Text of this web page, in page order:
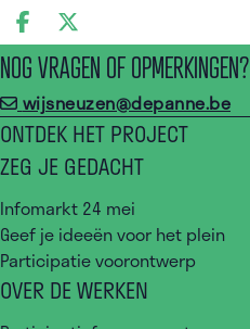
DEEL OP FACEBOOK
DEEL OP X
NOG VRAGEN OF OPMERKINGEN?
wijsneuzen@depanne.be
ONTDEK HET PROJECT
ZEG JE GEDACHT
Infomarkt 24 mei
Geef je ideeën voor het plein
Participatie voorontwerp
OVER DE WERKEN